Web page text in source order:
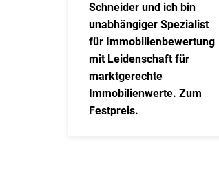
Schneider und ich bin
unabhängiger Spezialist
für Immobilienbewertung
mit Leidenschaft für
marktgerechte
Immobilienwerte. Zum
Festpreis.